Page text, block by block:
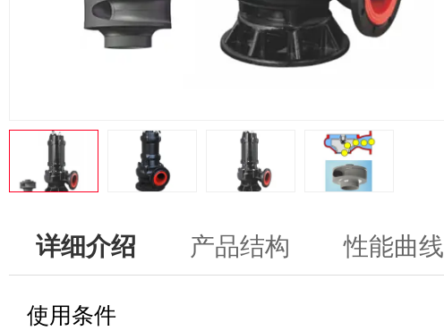
详细介绍 产品结构 性能曲线
使用条件